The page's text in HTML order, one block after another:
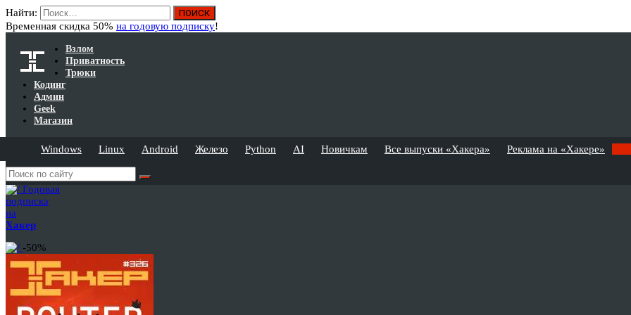
Найти:
Временная скидка 50% на годовую подписку!
Взлом
Приватность
Трюки
Кодинг
Админ
Geek
Магазин
Windows Linux Android Железо Python AI Новичкам Все выпуски «Хакера» Реклама на «Хакере»
Годовая
подписка
на
Хакер
-50%